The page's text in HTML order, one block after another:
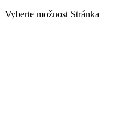
Vyberte možnost Stránka